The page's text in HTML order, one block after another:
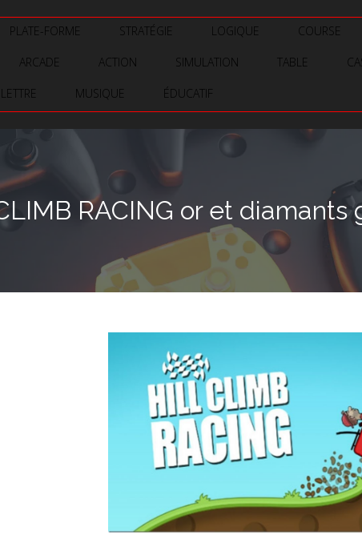
PLATE-FORME STRATÉGIE LOGIQUE COURSE
ARCADE ACTION SIMULATION TABLE
LETTRE MUSIQUE ÉDUCATIF
RACING or et